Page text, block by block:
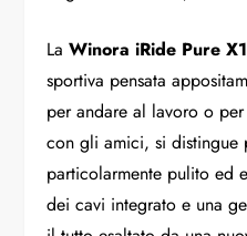
LaWinora iRide Pure
sportiva pensata
per andare al lavoro o
con gli amici, si distingue
particolarmente pulito ed
dei cavi integrato e una